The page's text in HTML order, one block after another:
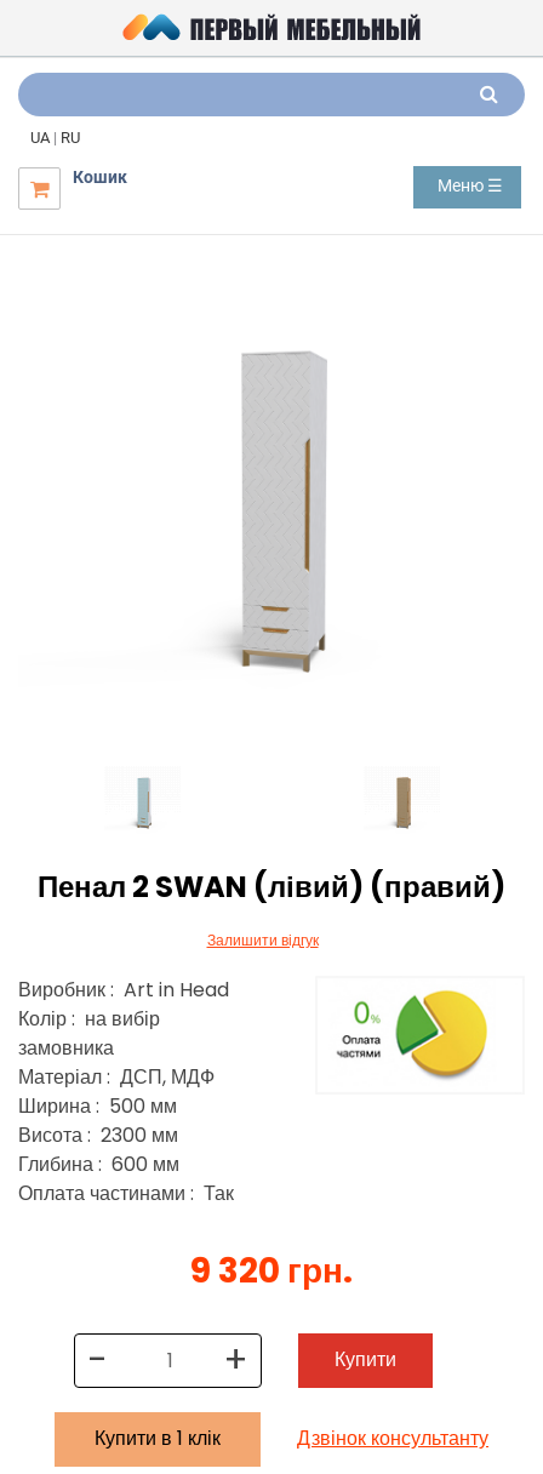
UA | RU

Кошик Меню ☰
Пенал 2 SWAN (лівий) (правий)
Залишити відгук
Виробник : Art in Head
Колір : на вибір
замовника
Матеріал : ДСП, МДФ
Ширина : 500 мм
Висота : 2300 мм
Глибина : 600 мм
Оплата частинами : Так
9 320 грн.
- + Купити
Купити в 1 клік Дзвінок консультанту